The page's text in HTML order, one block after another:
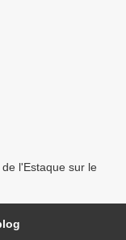
l'Estaque sur le